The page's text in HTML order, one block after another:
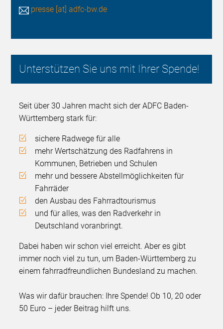
presse [at] adfc-bw.de
Unterstützen Sie uns mit Ihrer Spende!
Seit über 30 Jahren macht sich der ADFC Baden-
Württemberg stark für:
sichere Radwege für alle
mehr Wertschätzung des Radfahrens in
Kommunen, Betrieben und Schulen
mehr und bessere Abstellmöglichkeiten für
Fahrräder
den Ausbau des Fahrradtourismus
und für alles, was den Radverkehr in
Deutschland voranbringt.
Dabei haben wir schon viel erreicht. Aber es gibt
immer noch viel zu tun, um Baden-Württemberg zu
einem fahrradfreundlichen Bundesland zu machen.
Was wir dafür brauchen: Ihre Spende! Ob 10, 20 oder
50 Euro – jeder Beitrag hilft uns.